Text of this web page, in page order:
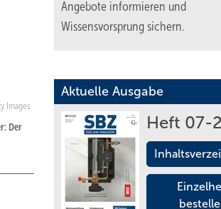
Images
Der
Angebote informieren und
Wissensvorsprung sichern.
Aktuelle Ausgabe
Heft 07-